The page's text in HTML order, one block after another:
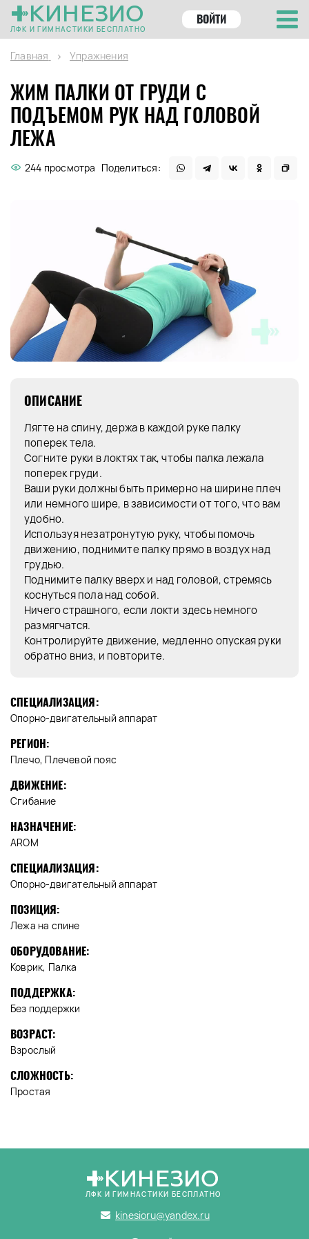
КИНЕЗИО
ЛФК И ГИМНАСТИКИ БЕСПЛАТНО
ВОЙТИ
Главная Упражнения
ЖИМ ПАЛКИ ОТ ГРУДИ С
ПОДЪЕМОМ РУК НАД ГОЛОВОЙ
ЛЕЖА
244 просмотра Поделиться:
ОПИСАНИЕ
Лягте на спину, держа в каждой руке палку
поперек тела.
Согните руки в локтях так, чтобы палка лежала
поперек груди.
Ваши руки должны быть примерно на ширине плеч
или немного шире, в зависимости от того, что вам
удобно.
Используя незатронутую руку, чтобы помочь
движению, поднимите палку прямо в воздух над
грудью.
Поднимите палку вверх и над головой, стремясь
коснуться пола над собой.
Ничего страшного, если локти здесь немного
размягчатся.
Контролируйте движение, медленно опуская руки
обратно вниз, и повторите.
СПЕЦИАЛИЗАЦИЯ:
Опорно-двигательный аппарат
РЕГИОН:
Плечо, Плечевой пояс
ДВИЖЕНИЕ:
Сгибание
НАЗНАЧЕНИЕ:
AROM
СПЕЦИАЛИЗАЦИЯ:
Опорно-двигательный аппарат
ПОЗИЦИЯ:
Лежа на спине
ОБОРУДОВАНИЕ:
Коврик, Палка
ПОДДЕРЖКА:
Без поддержки
ВОЗРАСТ:
Взрослый
СЛОЖНОСТЬ:
Простая
КИНЕЗИО
ЛФК И ГИМНАСТИКИ БЕСПЛАТНО
kinesioru@yandex.ru